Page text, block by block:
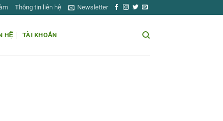
Thông tin liên hệ Newsletter
HỆ TÀI KHOẢN